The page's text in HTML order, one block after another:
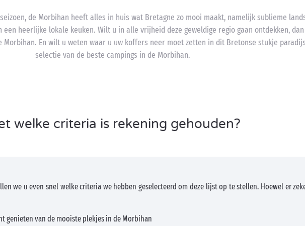
de Morbihan heeft alles in huis wat Bretagne zo mooi maakt, namelijk sublieme
heerlijke lokale keuken. Wilt u in alle vrijheid deze geweldige regio gaan ontdekken,
En wilt u weten waar u uw koffers neer moet zetten in dit Bretonse stukje
selectie van de beste campings in de Morbihan.
welke criteria is rekening gehouden?
we u even snel welke criteria we hebben geselecteerd om deze lijst op te stellen. Hoewel er
genieten van de mooiste plekjes in de Morbihan